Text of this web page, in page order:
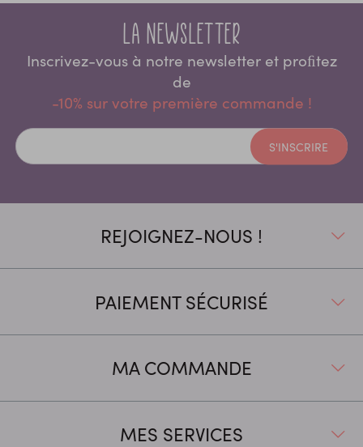
La newsletter
Inscrivez-vous à notre newsletter et proﬁtez
de
-10% sur votre première commande !
S'INSCRIRE
REJOIGNEZ-NOUS !
PAIEMENT SÉCURISÉ
MA COMMANDE
MES SERVICES